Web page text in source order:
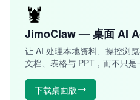
🦞
JimoClaw — 桌面 AI
让 AI 处理本地资料、操控浏
文档、表格与 PPT，而不只是
下载桌面版